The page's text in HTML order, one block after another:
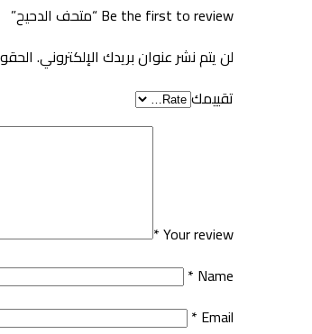
Be the first to review “متحف الدحيح”
لن يتم نشر عنوان بريدك الإلكتروني.
تقييمك
Your review
*
Name
*
Email
*